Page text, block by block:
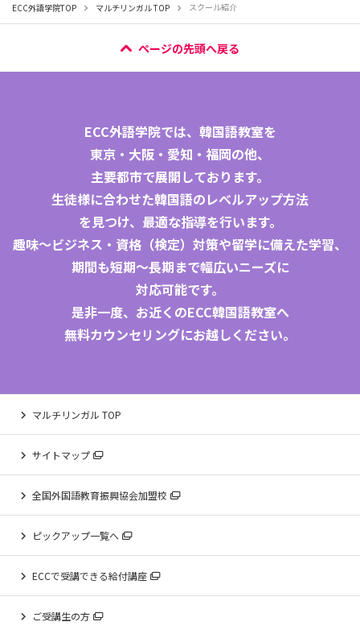
ECC外語学院TOP マルチリンガル TOP スクール紹介
ページの先頭へ戻る
ECC外語学院では、 韓国語教室を
東京 ・ 大阪 ・ 愛知 ・ 福岡の他、
主要都市で展開しております。
生徒様に合わせた韓国語のレベルアップ方法
を見つけ、最適な指導を行います。
趣味～ビジネス・資格（検定）対策や留学に備えた学習、
期間も短期〜長期まで幅広いニーズに
対応可能です。
是非一度、お近くのECC韓国語教室へ
無料カウンセリングにお越しください。
マルチリンガル TOP
サイトマップ
全国外国語教育振興協会加盟校
ピックアップ一覧へ
ECCで受講できる給付講座
ご受講生の方